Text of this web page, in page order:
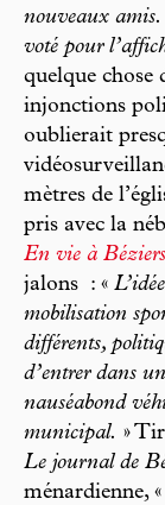
nouveaux
voté pour
quelque chose
injonctions
oublierait
mètres de
pris avec la
En vie à Béziers
jalons : «
mobilisation
différents,
d’entrer dans
nauséabond
municipal. »
Le journal de
ménardienne, «